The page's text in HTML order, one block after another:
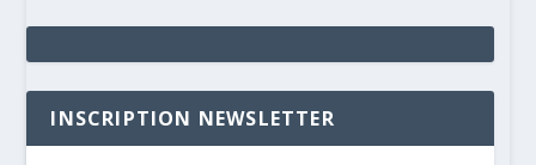
INSCRIPTION NEWSLETTER